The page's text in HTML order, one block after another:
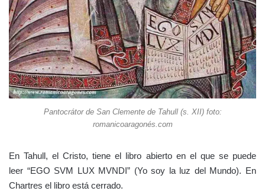
Pantocrátor de San Clemente de Tahull (s. XII) foto:
romanicoaragonés.com
En Tahull, el Cristo, tiene el libro abierto en el que se puede
leer “EGO SVM LUX MVNDI” (Yo soy la luz del Mundo). En
Chartres el libro está cerrado.